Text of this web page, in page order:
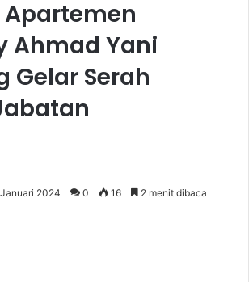
Apartemen
Ahmad Yani
Gelar Serah
2024 0 16 2 menit dibaca